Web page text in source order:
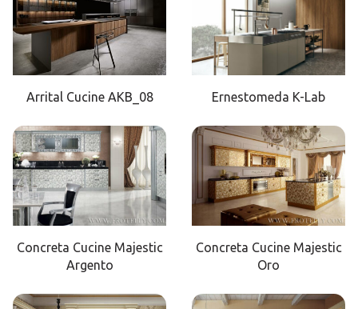
Arrital Cucine AKB_08 Ernestomeda K-Lab
Concreta Cucine Majestic
Argento
Concreta Cucine Majestic
Oro